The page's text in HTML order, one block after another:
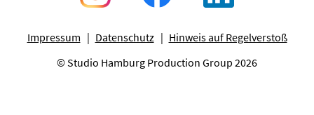
Impressum Datenschutz
Hinweis auf Regelverstoß
© Studio Hamburg Production Group 2026